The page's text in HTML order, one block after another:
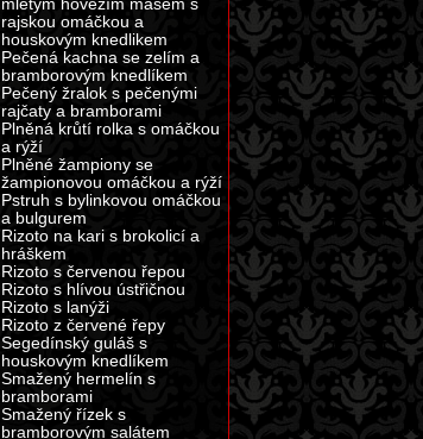
mletým hovězím masem s
rajskou omáčkou a
houskovým knedlikem
Pečená kachna se zelím a
bramborovým knedlíkem
Pečený žralok s pečenými
rajčaty a bramborami
Plněná krůtí rolka s omáčkou
a rýží
Plněné žampiony se
žampionovou omáčkou a rýží
Pstruh s bylinkovou omáčkou
a bulgurem
Rizoto na kari s brokolicí a
hráškem
Rizoto s červenou řepou
Rizoto s hlívou ústřičnou
Rizoto s lanýži
Rizoto z červené řepy
Segedínský guláš s
houskovým knedlíkem
Smažený hermelín s
bramborami
Smažený řízek s
bramborovým salátem